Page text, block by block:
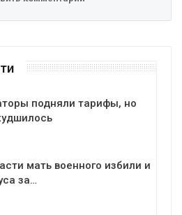
подняли тарифы, но
мать военного избили и
за…